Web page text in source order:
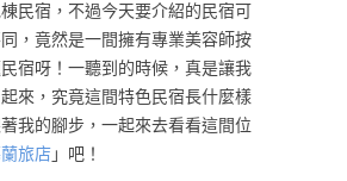
民宿，不過今天要介紹的民宿可
，竟然是一間擁有專業美容師按
宿呀！一聽到的時候，真是讓我
來，究竟這間特色民宿長什麼樣
我的腳步，一起來去看看這間位
旅店 」吧！